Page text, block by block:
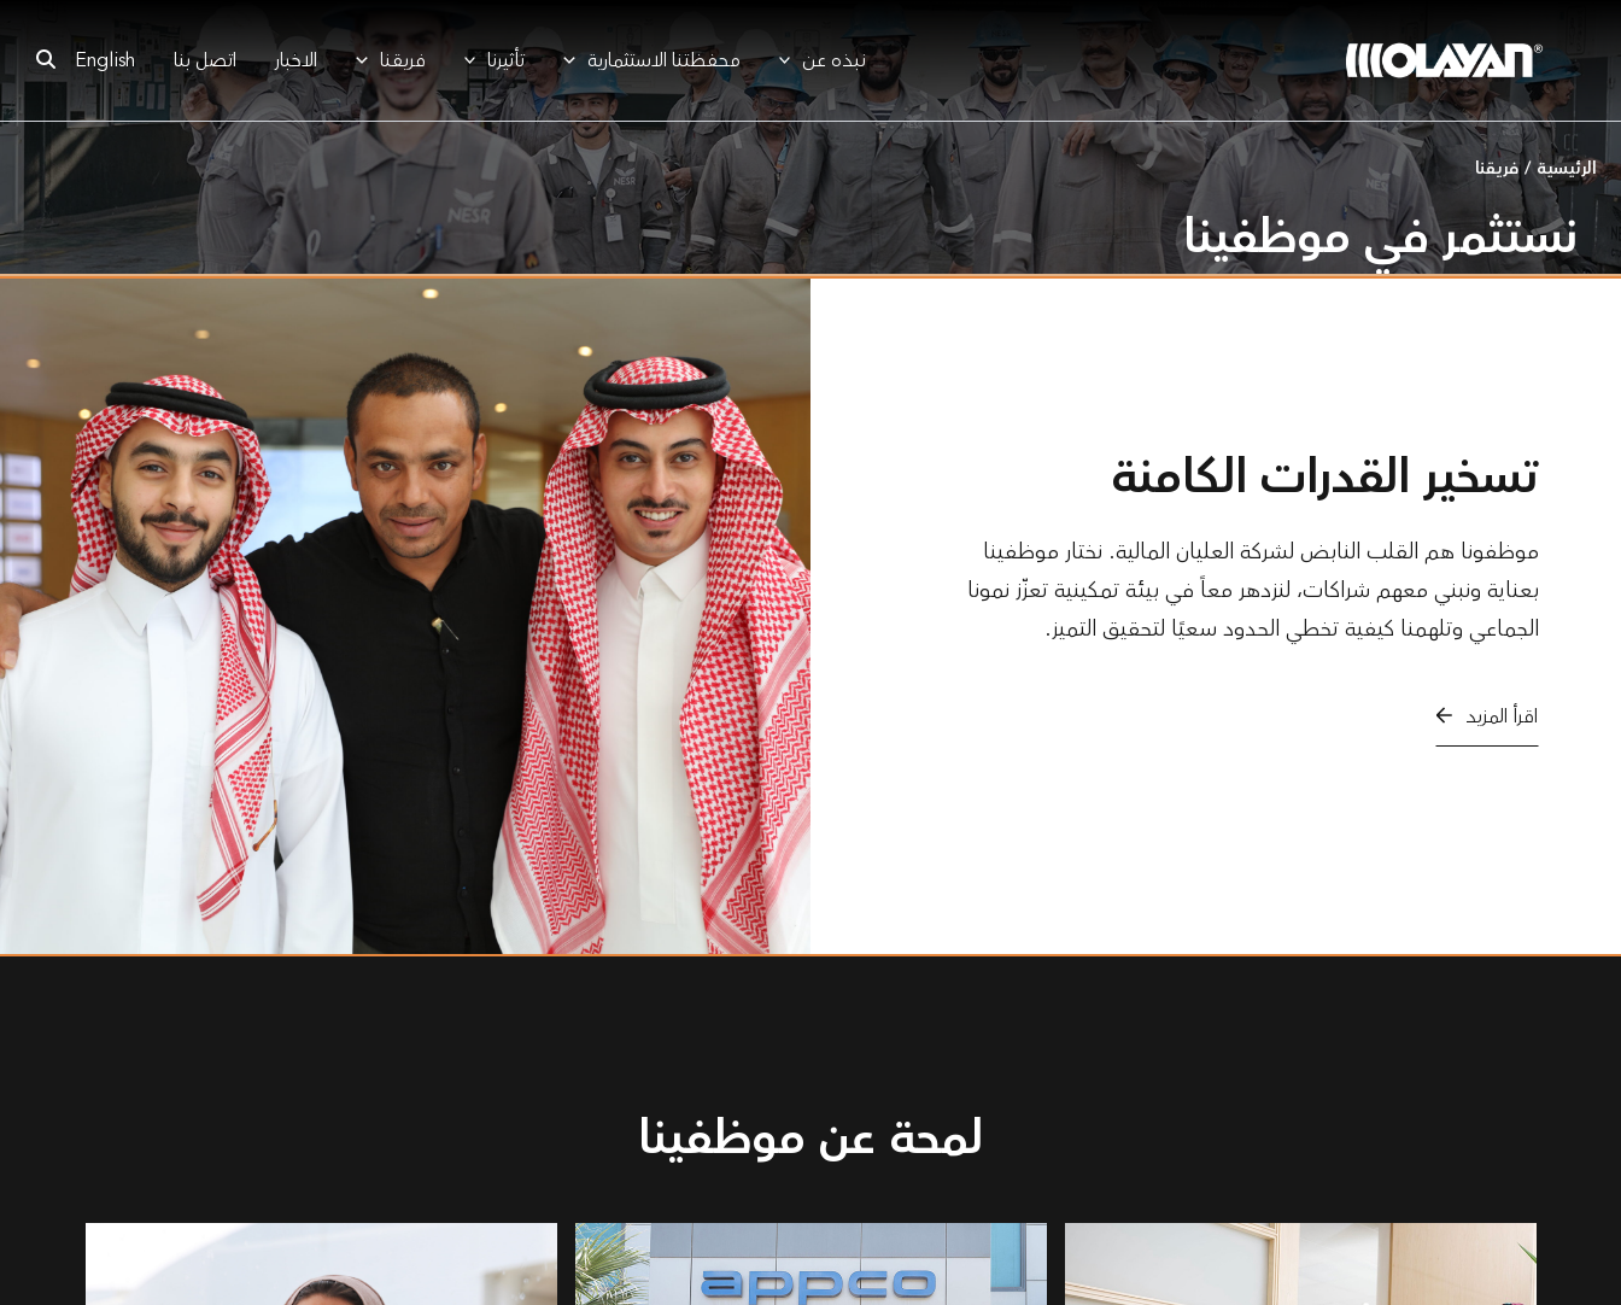
المحتوى
نبذه عن محفظتنا الاستثمارية تأثيرنا فريقنا الاخبار اتصل بنا English
الرئيسية / فريقنا
نستثمر في موظفينا
تسخير القدرات الكامنة
موظفونا هم القلب النابض لشركة العليان المالية. نختار موظفينا
بعناية ونبني معهم شراكات، لنزدهر معاً في بيئة تمكينية تعزّز نمونا
الجماعي وتلهمنا كيفية تخطي الحدود سعيًا لتحقيق التميز.
اقرأ المزيد
لمحة عن موظفينا